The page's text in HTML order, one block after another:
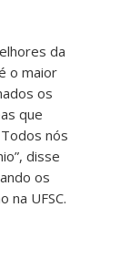
da
o maior
os
que
nós
disse
os
na UFSC.